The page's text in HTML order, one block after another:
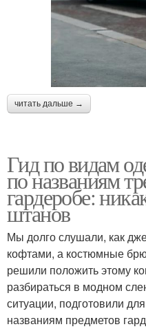
читать дальше →
Гид по видам
по названиям
гардеробе:
штанов
Мы долго слушали, как
кофтами, а костюмные
решили положить этому
разбираться в модном
ситуации, подготовили
названиям предметов